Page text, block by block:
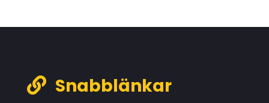
 Snabblänkar